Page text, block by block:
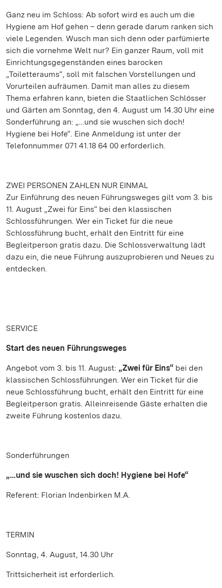
Ganz neu im Schloss: Ab sofort wird es auch um die
Hygiene am Hof gehen – denn gerade darum ranken sich
viele Legenden. Wusch man sich denn oder parfümierte
sich die vornehme Welt nur? Ein ganzer Raum, voll mit
Einrichtungsgegenständen eines barocken
„Toiletteraums“, soll mit falschen Vorstellungen und
Vorurteilen aufräumen. Damit man alles zu diesem
Thema erfahren kann, bieten die Staatlichen Schlösser
und Gärten am Sonntag, den 4. August um 14.30 Uhr eine
Sonderführung an: „…und sie wuschen sich doch!
Hygiene bei Hofe“. Eine Anmeldung ist unter der
Telefonnummer 071 41.18 64 00 erforderlich.
ZWEI PERSONEN ZAHLEN NUR EINMAL
Zur Einführung des neuen Führungsweges gilt vom 3. bis
11. August „Zwei für Eins“ bei den klassischen
Schlossführungen. Wer ein Ticket für die neue
Schlossführung bucht, erhält den Eintritt für eine
Begleitperson gratis dazu. Die Schlossverwaltung lädt
dazu ein, die neue Führung auszuprobieren und Neues zu
entdecken.
SERVICE
Start des neuen Führungsweges
Angebot vom 3. bis 11. August: „Zwei für Eins“ bei den
klassischen Schlossführungen. Wer ein Ticket für die
neue Schlossführung bucht, erhält den Eintritt für eine
Begleitperson gratis. Alleinreisende Gäste erhalten die
zweite Führung kostenlos dazu.
Sonderführungen
„…und sie wuschen sich doch! Hygiene bei Hofe“
Referent: Florian Indenbirken M.A.
TERMIN
Sonntag, 4. August, 14.30 Uhr
Trittsicherheit ist erforderlich.